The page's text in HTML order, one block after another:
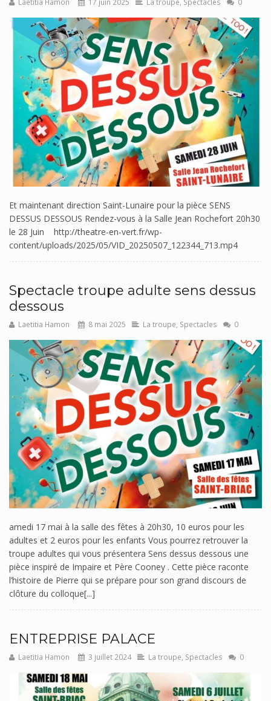
Et maintenant direction Saint-Lunaire pour la pièce SENS
DESSUS DESSOUS Rendez-vous à la Salle Jean Rochefort 20h30
le 28 Juin http://theatre-en-vert.fr/wp-
content/uploads/2025/05/VID_20250507_122344_713.mp4
Spectacle troupe adulte sens dessus
dessous
Laetitia Hamon 8 mai 2025 La troupe Spectacles 0
amedi 17 mai à la salle des fêtes à 20h30, 10 euros pour les
adultes et 2 euros pour les enfants Vous pourrez retrouver la
troupe adultes qui vous présentera Sens dessus dessous une
pièce inspiré de Impaire et Père Cooney . Cette pièce raconte
l’histoire de Pierre qui se prépare pour son grand discours de
clôture du colloque[...]
ENTREPRISE PALACE
Laetitia Hamon 3 juillet 2024 La troupe, Spectacles 0